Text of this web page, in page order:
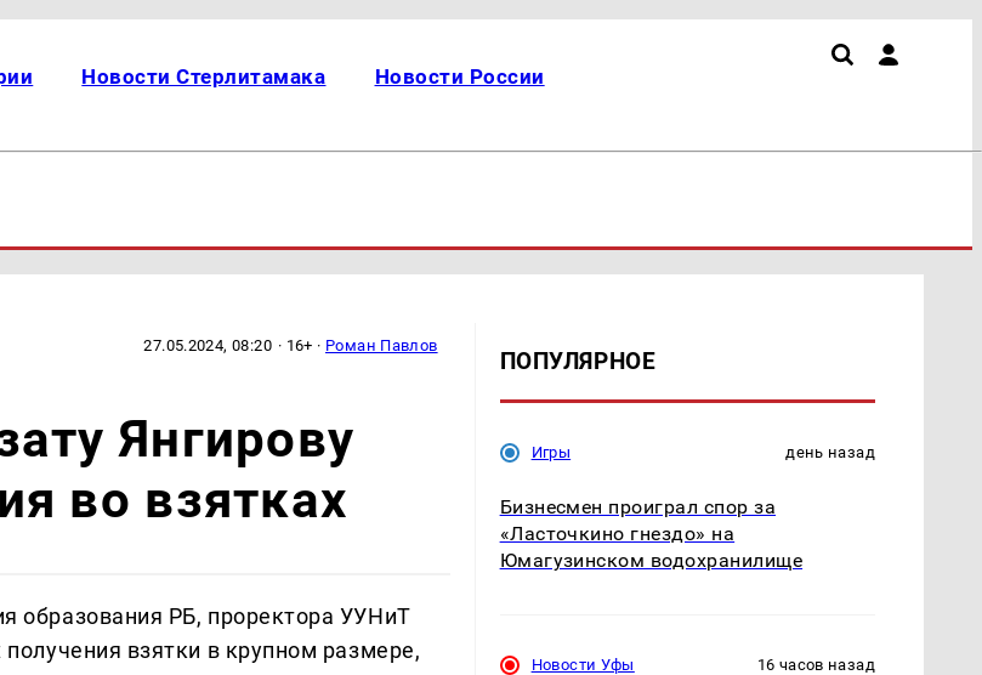
Новости Стерлитамака Новости России
27.05.2024, 08:20 · 16+ · Роман Павлов
Янгирову
во взятках
образования РБ, проректора УУНиТ
взятки в крупном размере,
ПОПУЛЯРНОЕ
Игры день назад
Бизнесмен проиграл спор за
«Ласточкино гнездо» на
Юмагузинском водохранилище
Новости Уфы 16 часов назад